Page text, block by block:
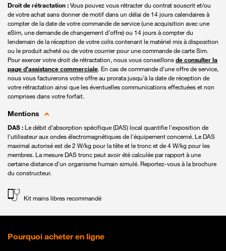
Droit de rétractation :Vous pouvez vous rétracter du contrat souscrit et/ou
de votre achat sans donner de motif dans un délai de 14 jours calendaires à
compter de la date de votre commande de service (une acquisition avec une
eSim, une demande de changement d’offre) ou 14 jours à compter du
lendemain de la réception de votre colis contenant le matériel mis à disposition
ou le produit acheté ou de votre courrier pour une commande de carte Sim.
Pour exercer votre droit de rétractation, nous vous conseillonsde consulter la
page d'assistance commerciale. En cas de commande d'une offre de service,
nous vous facturerons votre offre au prorata jusqu'à la date de réception de
votre rétractation ainsi que les éventuelles communications effectuées et non
comprises dans votre forfait.
Mentions
DAS : Le débit d'absorption spécifique (DAS) local quantifie l'exposition de
l'utilisateur aux ondes électromagnétiques de l'équipement concerné. Le DAS
maximal autorisé est de 2 W/kg pour la tête et le tronc et de 4 W/kg pour les
membres. La mesure DAS tronc peut avoir été calculée par rapport à une
certaine distance d'un organisme humain simulé. Reportez-vous à la brochure
du constructeur.
Kit mains libres recommandé
Pourquoi acheter en ligne